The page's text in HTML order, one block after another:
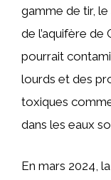
gamme de tir,
de l’aquifère de
pourrait
lourds et des
toxiques
dans les eaux
En mars 2024,